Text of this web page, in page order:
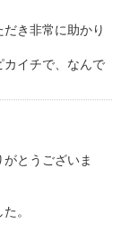
き非常に助かり
カイチで、なんで
とうございま
。